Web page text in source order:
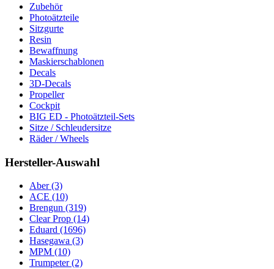
Zubehör
Photoätzteile
Sitzgurte
Resin
Bewaffnung
Maskierschablonen
Decals
3D-Decals
Propeller
Cockpit
BIG ED - Photoätzteil-Sets
Sitze / Schleudersitze
Räder / Wheels
Hersteller-Auswahl
Aber(3)
ACE (10)
Brengun (319)
Clear Prop (14)
Eduard (1696)
Hasegawa (3)
MPM (10)
Trumpeter(2)